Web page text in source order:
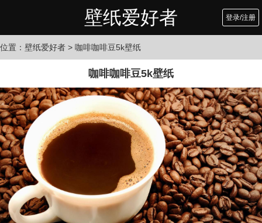
壁纸爱好者 登录/注册
位置： 壁纸爱好者 > 咖啡咖啡豆5k壁纸
咖啡咖啡豆5k壁纸